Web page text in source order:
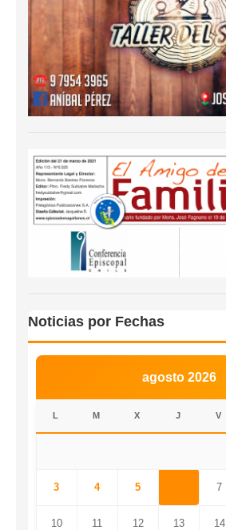
Noticias por Fechas
agosto 2026
L M X J V
3 4 5 7
10 11 12 13 14